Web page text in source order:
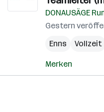
DONAUSÄGE
Gestern
Enns
Vollzeit
Merken